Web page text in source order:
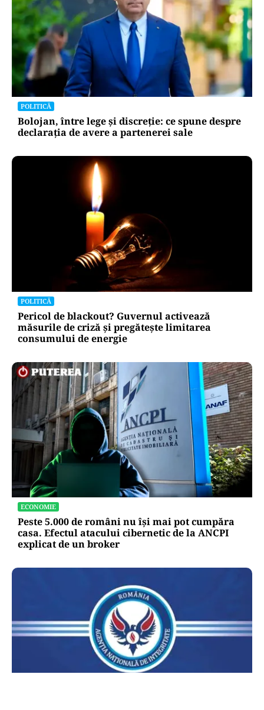
POLITICĂ
Bolojan, între lege și discreție: ce spune despre
declarația de avere a partenerei sale
POLITICĂ
Pericol de blackout? Guvernul activează
măsurile de criză și pregătește limitarea
consumului de energie
ECONOMIE
Peste 5.000 de români nu își mai pot cumpăra
casa. Efectul atacului cibernetic de la ANCPI
explicat de un broker